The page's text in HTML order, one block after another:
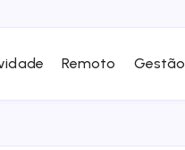
Remoto Gestão